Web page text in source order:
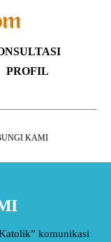
PROFIL
KAMI
komunikasi